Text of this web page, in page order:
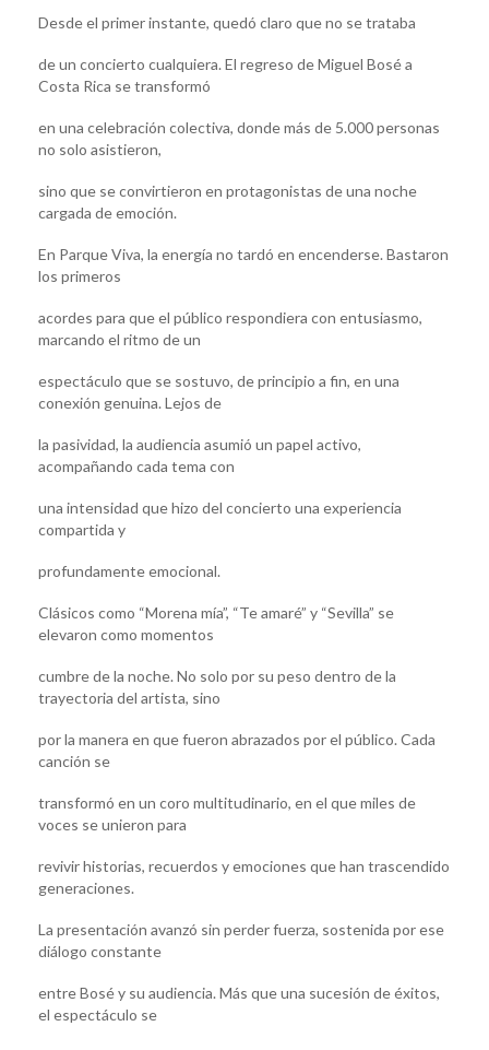
Desde el primer instante, quedó claro que no se trataba
de un concierto cualquiera. El regreso de Miguel Bosé a
Costa Rica se transformó
en una celebración colectiva, donde más de 5.000 personas
no solo asistieron,
sino que se convirtieron en protagonistas de una noche
cargada de emoción.
En Parque Viva, la energía no tardó en encenderse. Bastaron
los primeros
acordes para que el público respondiera con entusiasmo,
marcando el ritmo de un
espectáculo que se sostuvo, de principio a fin, en una
conexión genuina. Lejos de
la pasividad, la audiencia asumió un papel activo,
acompañando cada tema con
una intensidad que hizo del concierto una experiencia
compartida y
profundamente emocional.
Clásicos como “Morena mía”, “Te amaré” y “Sevilla” se
elevaron como momentos
cumbre de la noche. No solo por su peso dentro de la
trayectoria del artista, sino
por la manera en que fueron abrazados por el público. Cada
canción se
transformó en un coro multitudinario, en el que miles de
voces se unieron para
revivir historias, recuerdos y emociones que han trascendido
generaciones.
La presentación avanzó sin perder fuerza, sostenida por ese
diálogo constante
entre Bosé y su audiencia. Más que una sucesión de éxitos,
el espectáculo se